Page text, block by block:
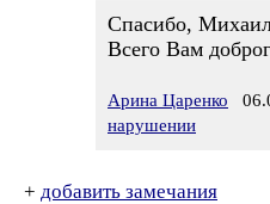
Спасибо,
Всего Вам
Арина Царенко
нарушении
+ добавить замечания